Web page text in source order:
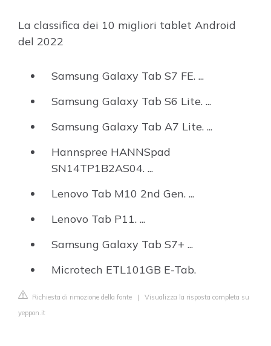
La classifica dei 10 migliori tablet Android
del 2022
Samsung Galaxy Tab S7 FE. ...
Samsung Galaxy Tab S6 Lite. ...
Samsung Galaxy Tab A7 Lite. ...
Hannspree HANNSpad
SN14TP1B2AS04. ...
Lenovo Tab M10 2nd Gen. ...
Lenovo Tab P11. ...
Samsung Galaxy Tab S7+ ...
Microtech ETL101GB E-Tab.
Richiesta di rimozione della fonte | Visualizza la risposta completa su
yeppon.it